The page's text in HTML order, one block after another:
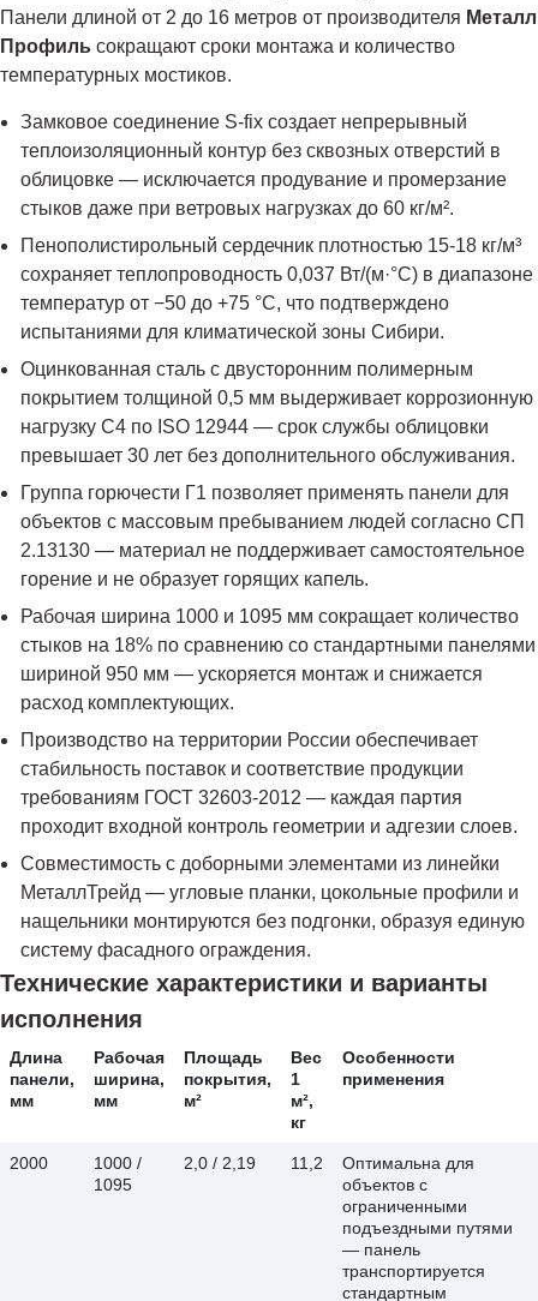
Панели длиной от 2 до 16 метров от производителя Металл
Профиль сокращают сроки монтажа и количество
температурных мостиков.
Замковое соединение S-fix создает непрерывный
теплоизоляционный контур без сквозных отверстий в
облицовке — исключается продувание и промерзание
стыков даже при ветровых нагрузках до 60 кг/м².
Пенополистирольный сердечник плотностью 15-18 кг/м³
сохраняет теплопроводность 0,037 Вт/(м·°C) в диапазоне
температур от −50 до +75 °C, что подтверждено
испытаниями для климатической зоны Сибири.
Оцинкованная сталь с двусторонним полимерным
покрытием толщиной 0,5 мм выдерживает коррозионную
нагрузку C4 по ISO 12944 — срок службы облицовки
превышает 30 лет без дополнительного обслуживания.
Группа горючести Г1 позволяет применять панели для
объектов с массовым пребыванием людей согласно СП
2.13130 — материал не поддерживает самостоятельное
горение и не образует горящих капель.
Рабочая ширина 1000 и 1095 мм сокращает количество
стыков на 18% по сравнению со стандартными панелями
шириной 950 мм — ускоряется монтаж и снижается
расход комплектующих.
Производство на территории России обеспечивает
стабильность поставок и соответствие продукции
требованиям ГОСТ 32603-2012 — каждая партия
проходит входной контроль геометрии и адгезии слоев.
Совместимость с доборными элементами из линейки
МеталлТрейд — угловые планки, цокольные профили и
нащельники монтируются без подгонки, образуя единую
систему фасадного ограждения.
Технические характеристики и варианты
исполнения
Длина
панели,
мм
Рабочая
ширина,
мм
Площадь
покрытия,
м²
Вес
1
м²,
кг
Особенности
применения
2000
1000 /
1095
2,0 / 2,19 11,2
Оптимальна для
объектов с
ограниченными
подъездными путями
— панель
транспортируется
стандартным